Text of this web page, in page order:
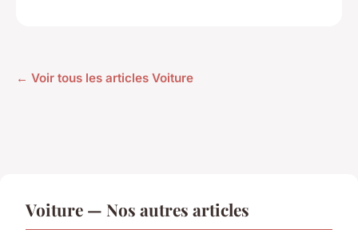
← Voir tous les articles Voiture
Voiture — Nos autres articles